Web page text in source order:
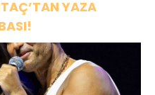
YAZA